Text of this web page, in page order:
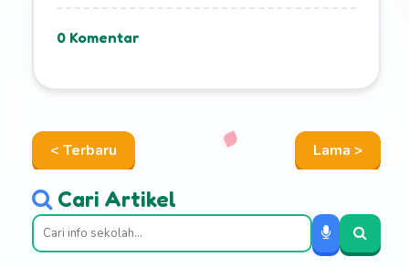
0 Komentar
< Terbaru Lama >
Cari Artikel